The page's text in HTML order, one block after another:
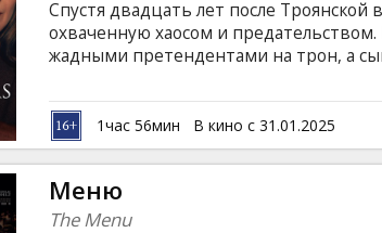
Спустя двадцать лет после
охваченную хаосом и
жадными претендентами на трон, а
личность или исчезнуть навсегда.
семью и царство, появляясь в
и впечатляющая игра актеров
Фильм на английском языке с
языках.
1час 56мин В кино с 31.01.2025
Меню
The Menu